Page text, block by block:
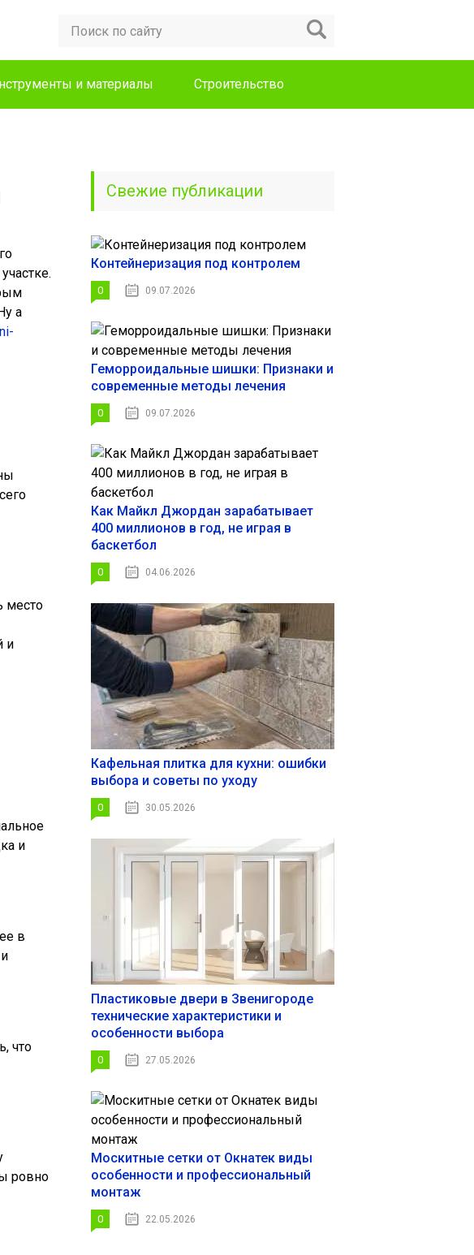
и материалы Строительство
а
место
и
и
в
что
ровно
Свежие публикации
Контейнеризация под контролем
0 09.07.2026
Геморроидальные шишки: Признаки и
современные методы лечения
0 09.07.2026
Как Майкл Джордан зарабатывает
400 миллионов в год, не играя в
баскетбол
0 04.06.2026
Кафельная плитка для кухни: ошибки
выбора и советы по уходу
0 30.05.2026
Пластиковые двери в Звенигороде
технические характеристики и
особенности выбора
0 27.05.2026
Москитные сетки от Окнатек виды
особенности и профессиональный
монтаж
0 22.05.2026